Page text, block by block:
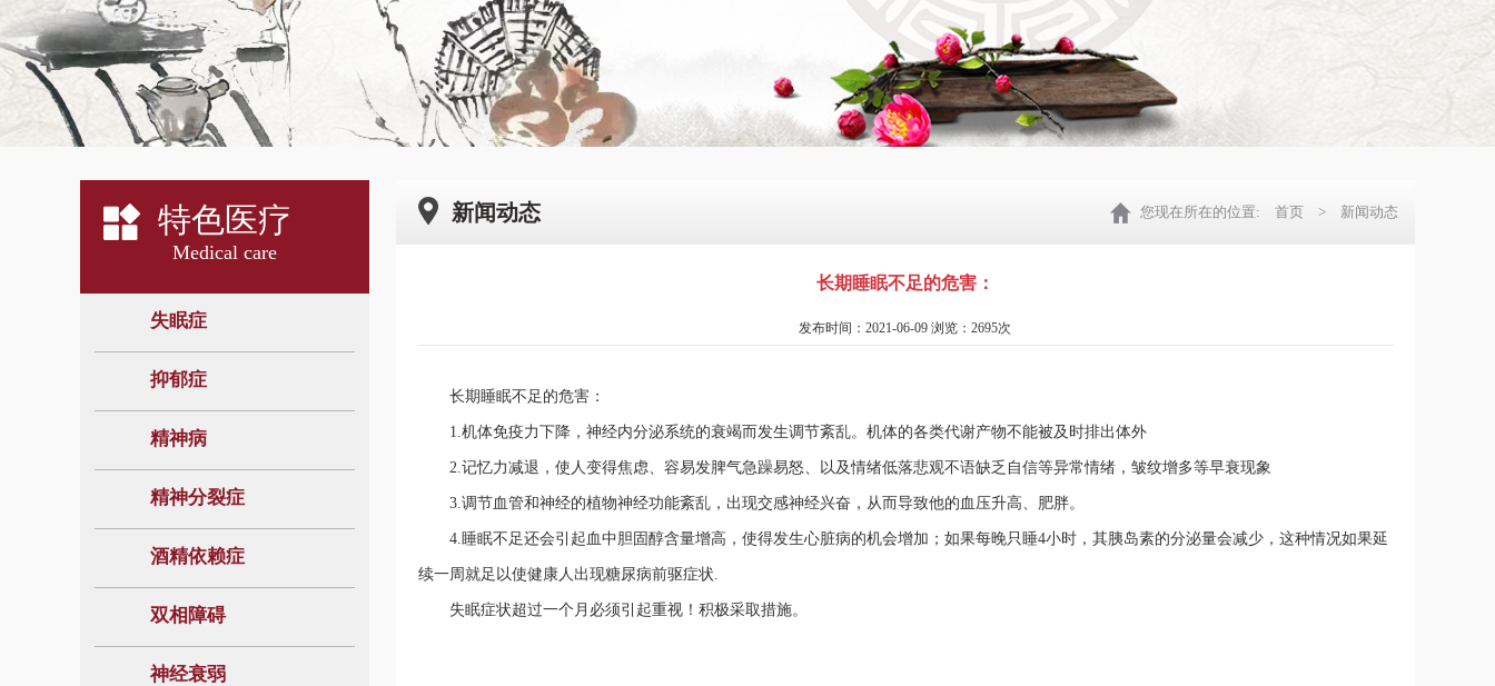
特色医疗
Medical care
失眠症
抑郁症
精神病
精神分裂症
酒精依赖症
双相障碍
神经衰弱
新闻动态 您现在所在的位置: 首页 > 新闻动态
长期睡眠不足的危害：
发布时间：2021-06-09 浏览：2695次
长期睡眠不足的危害：
1.机体免疫力下降，神经内分泌系统的衰竭而发生调节紊乱。机体的各类代谢产物不能被及时排出体外
2.记忆力减退，使人变得焦虑、容易发脾气急躁易怒、以及情绪低落悲观不语缺乏自信等异常情绪，皱纹增多等早衰现象
3.调节血管和神经的植物神经功能紊乱，出现交感神经兴奋，从而导致他的血压升高、肥胖。
4.睡眠不足还会引起血中胆固醇含量增高，使得发生心脏病的机会增加；如果每晚只睡4小时，其胰岛素的分泌量会减少，这种情况如果延
续一周就足以使健康人出现糖尿病前驱症状.
失眠症状超过一个月必须引起重视！积极采取措施。